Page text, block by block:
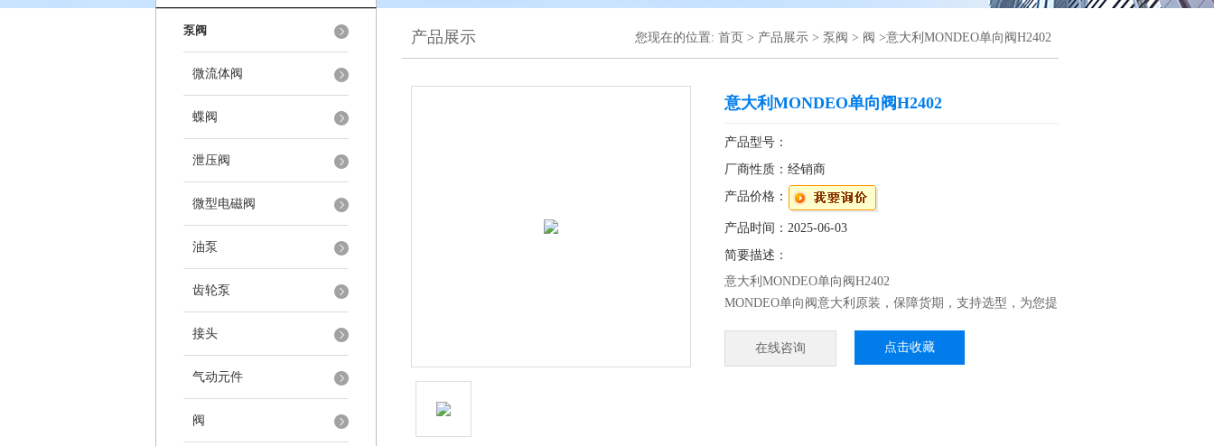
泵阀
微流体阀
蝶阀
泄压阀
微型电磁阀
油泵
齿轮泵
接头
气动元件
阀
产品展示 您现在的位置: 首页 > 产品展示 > 泵阀 > 阀 >意大利MONDEO单向阀H2402
意大利MONDEO单向阀H2402
产品型号：
厂商性质：经销商
产品价格：
产品时间：2025-06-03
简要描述：
意大利MONDEO单向阀H2402
MONDEO单向阀意大利原装，保障货期，支持选型，为您提
中国设有：上海，北京，广州，南京，成都，沈阳，长春办
事处，可为您提供维修服务。公司库存备有大量阀门现货。
在线咨询 点击收藏